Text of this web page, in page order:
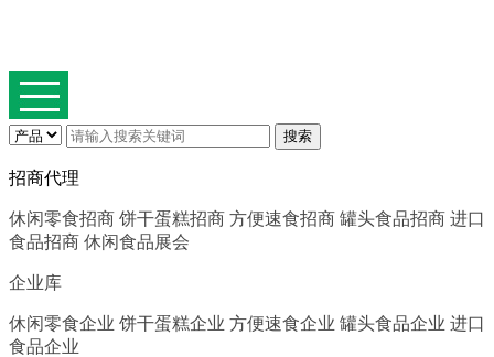
招商代理
休闲零食招商 饼干蛋糕招商 方便速食招商 罐头食品招商 进口
食品招商 休闲食品展会
企业库
休闲零食企业 饼干蛋糕企业 方便速食企业 罐头食品企业 进口
食品企业